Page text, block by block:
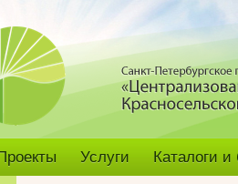
Услуги Каталоги